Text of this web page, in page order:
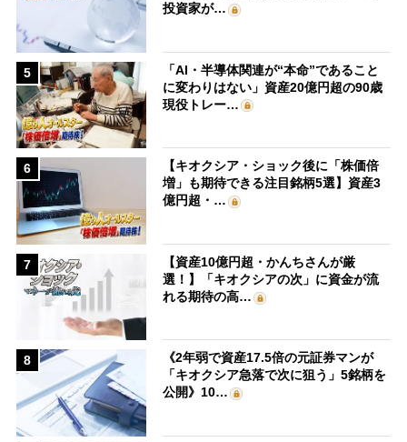
投資家が…
5
「AI・半導体関連が“本命”であること
に変わりはない」資産20億円超の90歳
現役トレー…
6
【キオクシア・ショック後に「株価倍
増」も期待できる注目銘柄5選】資産3
億円超・…
7
【資産10億円超・かんちさんが厳
選！】「キオクシアの次」に資金が流
れる期待の高…
8
《2年弱で資産17.5倍の元証券マンが
「キオクシア急落で次に狙う」5銘柄を
公開》10…